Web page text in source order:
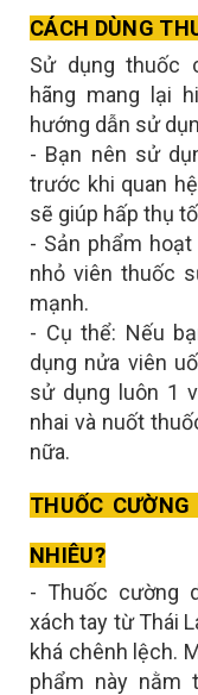
CÁCH DÙNG
Sử dụng thuốc
hãng mang lại
hướng dẫn sử
- Bạn nên sử
trước khi quan
sẽ giúp hấp thụ
- Sản phẩm
nhỏ viên thuốc
mạnh.
- Cụ thể: Nếu
dụng nửa viên
sử dụng luôn 1
nhai và nuốt
nữa.
THUỐC CƯỜNG
NHIÊU?
- Thuốc cường
xách tay từ Thái
khá chênh lệch.
phẩm này nằm